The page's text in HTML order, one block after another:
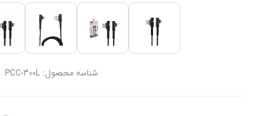
شناسه محصول:PCC-300L